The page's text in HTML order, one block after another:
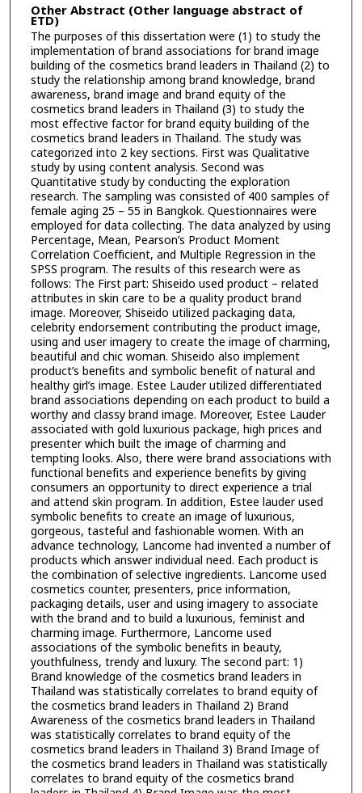
Other Abstract (Other language abstract of
ETD)
The purposes of this dissertation were (1) to study the
implementation of brand associations for brand image
building of the cosmetics brand leaders in Thailand (2) to
study the relationship among brand knowledge, brand
awareness, brand image and brand equity of the
cosmetics brand leaders in Thailand (3) to study the
most effective factor for brand equity building of the
cosmetics brand leaders in Thailand. The study was
categorized into 2 key sections. First was Qualitative
study by using content analysis. Second was
Quantitative study by conducting the exploration
research. The sampling was consisted of 400 samples of
female aging 25 – 55 in Bangkok. Questionnaires were
employed for data collecting. The data analyzed by using
Percentage, Mean, Pearson’s Product Moment
Correlation Coefficient, and Multiple Regression in the
SPSS program. The results of this research were as
follows: The First part: Shiseido used product – related
attributes in skin care to be a quality product brand
image. Moreover, Shiseido utilized packaging data,
celebrity endorsement contributing the product image,
using and user imagery to create the image of charming,
beautiful and chic woman. Shiseido also implement
product’s benefits and symbolic benefit of natural and
healthy girl’s image. Estee Lauder utilized differentiated
brand associations depending on each product to build a
worthy and classy brand image. Moreover, Estee Lauder
associated with gold luxurious package, high prices and
presenter which built the image of charming and
tempting looks. Also, there were brand associations with
functional benefits and experience benefits by giving
consumers an opportunity to direct experience a trial
and attend skin program. In addition, Estee lauder used
symbolic benefits to create an image of luxurious,
gorgeous, tasteful and fashionable women. With an
advance technology, Lancome had invented a number of
products which answer individual need. Each product is
the combination of selective ingredients. Lancome used
cosmetics counter, presenters, price information,
packaging details, user and using imagery to associate
with the brand and to build a luxurious, feminist and
charming image. Furthermore, Lancome used
associations of the symbolic benefits in beauty,
youthfulness, trendy and luxury. The second part: 1)
Brand knowledge of the cosmetics brand leaders in
Thailand was statistically correlates to brand equity of
the cosmetics brand leaders in Thailand 2) Brand
Awareness of the cosmetics brand leaders in Thailand
was statistically correlates to brand equity of the
cosmetics brand leaders in Thailand 3) Brand Image of
the cosmetics brand leaders in Thailand was statistically
correlates to brand equity of the cosmetics brand